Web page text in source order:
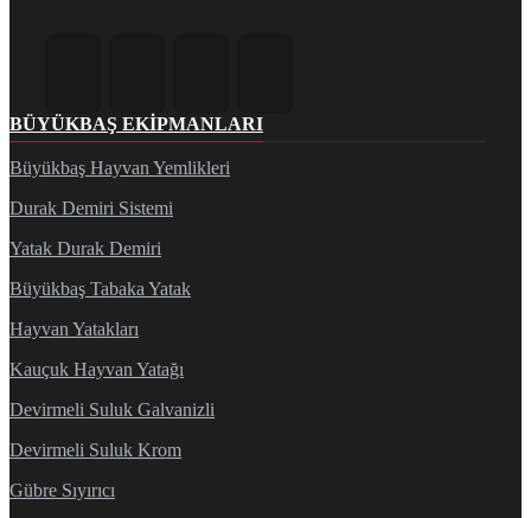
BÜYÜKBAŞ EKIPMANLARI
Büyükbaş Hayvan Yemlikleri
Durak Demiri Sistemi
Yatak Durak Demiri
Büyükbaş Tabaka Yatak
Hayvan Yatakları
Kauçuk Hayvan Yatağı
Devirmeli Suluk Galvanizli
Devirmeli Suluk Krom
Gübre Sıyırıcı